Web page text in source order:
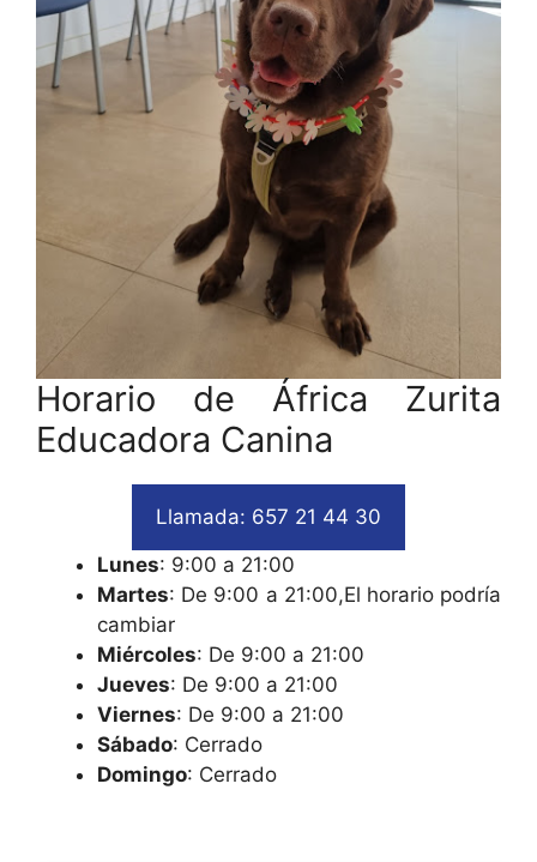
Horario de África Zurita
Educadora Canina
Llamada: 657 21 44 30
Lunes: 9:00 a 21:00
Martes: De 9:00 a 21:00,El horario podría
cambiar
Miércoles: De 9:00 a 21:00
Jueves: De 9:00 a 21:00
Viernes: De 9:00 a 21:00
Sábado: Cerrado
Domingo: Cerrado